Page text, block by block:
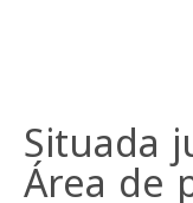
Situada
Área de